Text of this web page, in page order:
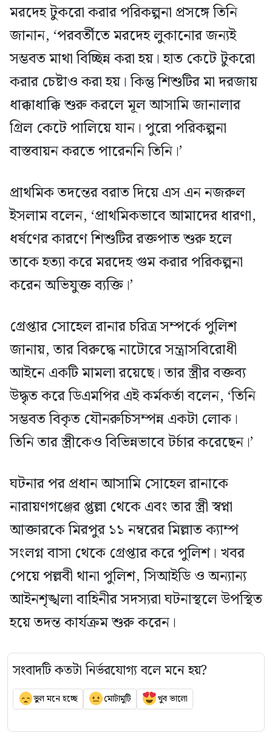
মরদেহ টুকরো করার পরিকল্পনা প্রসঙ্গে তিনি
জানান, ‘পরবর্তীতে মরদেহ লুকানোর জন্যই
সম্ভবত মাথা বিচ্ছিন্ন করা হয়। হাত কেটে টুকরো
করার চেষ্টাও করা হয়। কিন্তু শিশুটির মা দরজায়
ধাক্কাধাক্কি শুরু করলে মূল আসামি জানালার
গ্রিল কেটে পালিয়ে যান। পুরো পরিকল্পনা
বাস্তবায়ন করতে পারেননি তিনি।’
প্রাথমিক তদন্তের বরাত দিয়ে এস এন নজরুল
ইসলাম বলেন, ‘প্রাথমিকভাবে আমাদের ধারণা,
ধর্ষণের কারণে শিশুটির রক্তপাত শুরু হলে
তাকে হত্যা করে মরদেহ গুম করার পরিকল্পনা
করেন অভিযুক্ত ব্যক্তি।’
গ্রেপ্তার সোহেল রানার চরিত্র সম্পর্কে পুলিশ
জানায়, তার বিরুদ্ধে নাটোরে সন্ত্রাসবিরোধী
আইনে একটি মামলা রয়েছে। তার স্ত্রীর বক্তব্য
উদ্ধৃত করে ডিএমপির এই কর্মকর্তা বলেন, ‘তিনি
সম্ভবত বিকৃত যৌনরুচিসম্পন্ন একটা লোক।
তিনি তার স্ত্রীকেও বিভিন্নভাবে টর্চার করেছেন।’
ঘটনার পর প্রধান আসামি সোহেল রানাকে
নারায়ণগঞ্জের প্তুল্লা থেকে এবং তার স্ত্রী স্বপ্না
আক্তারকে মিরপুর ১১ নম্বরের মিল্লাত ক্যাম্প
সংলগ্ন বাসা থেকে গ্রেপ্তার করে পুলিশ। খবর
পেয়ে পল্লবী থানা পুলিশ, সিআইডি ও অন্যান্য
আইনশৃঙ্খলা বাহিনীর সদস্যরা ঘটনাস্থলে উপস্থিত
হয়ে তদন্ত কার্যক্রম শুরু করেন।
সংবাদটি কতটা নির্ভরযোগ্য বলে মনে হয়?
ভুল মনে হচ্ছে মোটামুটি খুব ভালো